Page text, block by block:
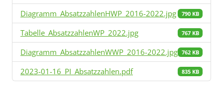
Diagramm_AbsatzzahlenHWP_2016-2022.jpg 790 KB
Tabelle_AbsatzzahlenWP_2022.jpg 767 KB
Diagramm_AbsatzzahlenWWP_2016-2022.jpg 762 KB
2023-01-16_PI_Absatzzahlen.pdf 835 KB